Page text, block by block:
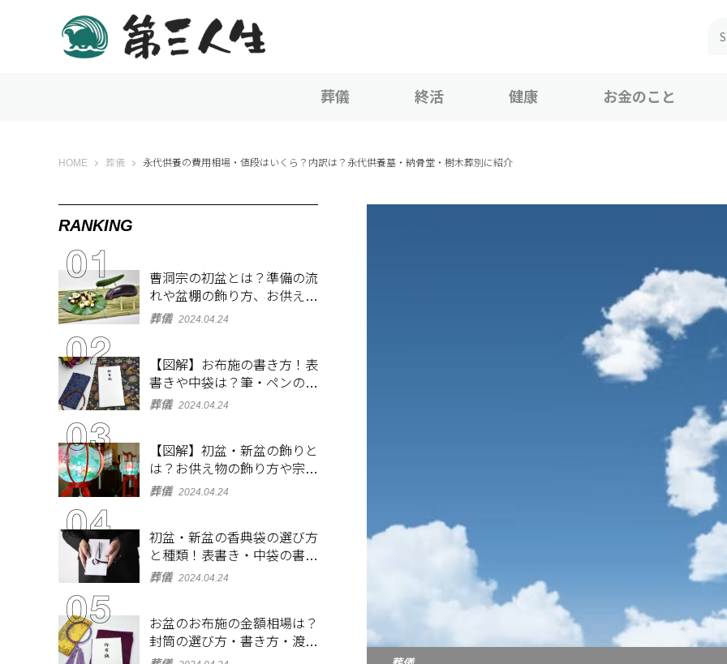
葬儀 終活 健康 お金のこと
HOME 第三人生 〜寄り道の歩き方〜
葬儀 永代供養の費用相場・値段はいくら？内訳は？永代供養墓・納骨堂・樹木葬別に紹介
RANKING
曹洞宗の初盆とは？準備の流
れや盆棚の飾り方、お供え物
を解説
葬儀 2024.04.24
【図解】お布施の書き方！表
書きや中袋は？筆・ペンのマ
ナーとよくあるQ&A集
葬儀 2024.04.24
【図解】初盆・新盆の飾りと
は？お供え物の飾り方や宗派
ごとの違いを解説！
葬儀 2024.04.24
初盆・新盆の香典袋の選び方
と種類！表書き・中袋の書き
方、お札の入れ方も
葬儀 2024.04.24
お盆のお布施の金額相場は？
封筒の選び方・書き方・渡し
方も解説